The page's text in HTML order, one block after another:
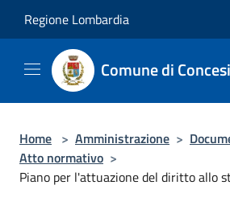
Regione Lombardia
Comune di
Home > Amministrazione >
Atto normativo >
Piano per l'attuazione del diritto allo